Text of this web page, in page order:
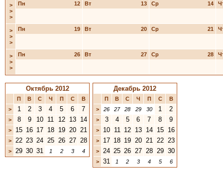
>
>
>
12
Пн 13
Вт 14
Ср
>
>
>
19
Пн 20
Вт 21
Ср
>
>
>
26
Пн 27
Вт 28
Ср
Октябрь 2012
П В С Ч П С
В
>
1 2 3 4 5 6 7
> 8 9 10 11 12 13 14
> 15 16 17 18 19 20 21
> 22 23 24 25 26 27 28
> 29 30 31 1 2 3 4
Декабрь 2012
П В С Ч П С
В
>
26 27 28 29 30 1 2
> 3 4 5 6 7 8 9
> 10 11 12 13 14 15 16
> 17 18 19 20 21 22 23
> 24 25 26 27 28 29 30
> 31 1 2 3 4 5 6